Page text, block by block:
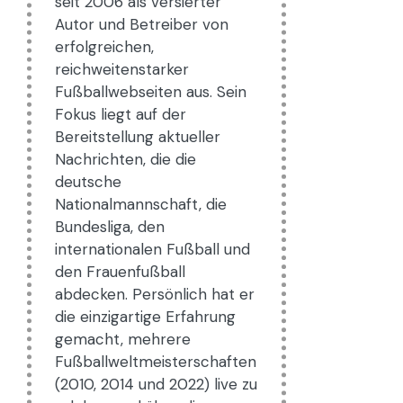
Autor und Betreiber von
erfolgreichen,
reichweitenstarker
Fußballwebseiten aus. Sein
Fokus liegt auf der
Bereitstellung aktueller
Nachrichten, die die
deutsche
Nationalmannschaft, die
Bundesliga, den
internationalen Fußball und
den Frauenfußball
abdecken. Persönlich hat er
die einzigartige Erfahrung
gemacht, mehrere
Fußballweltmeisterschaften
(2010, 2014 und 2022) live zu